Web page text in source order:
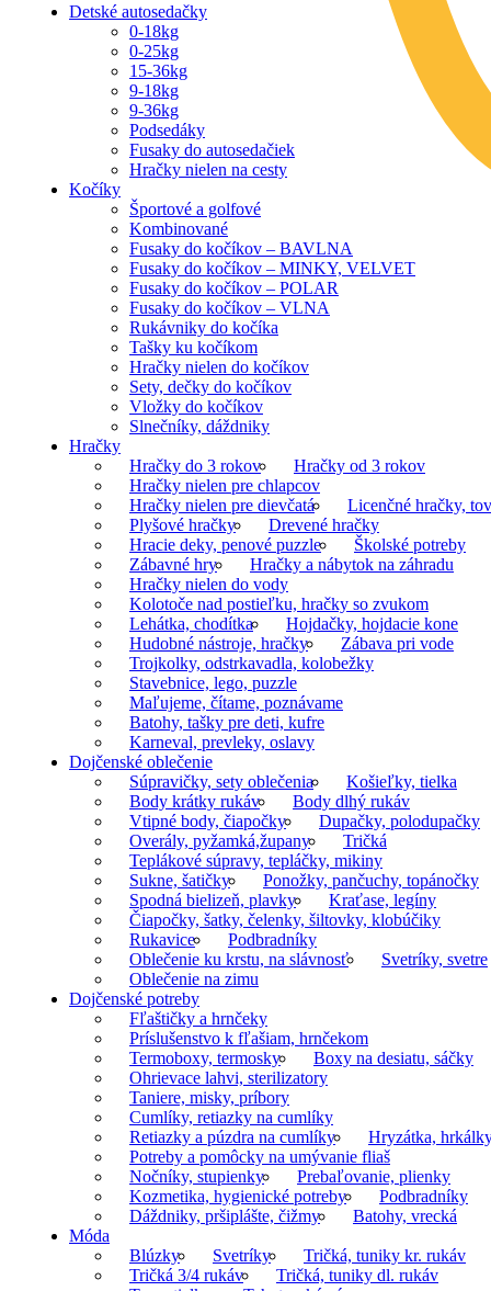
Detské autosedačky
0-18kg
0-25kg
15-36kg
9-18kg
9-36kg
Podsedáky
Fusaky do autosedačiek
Hračky nielen na cesty
Kočíky
Športové a golfové
Kombinované
Fusaky do kočíkov – BAVLNA
Fusaky do kočíkov – MINKY, VELVET
Fusaky do kočíkov – POLAR
Fusaky do kočíkov – VLNA
Rukávniky do kočíka
Tašky ku kočíkom
Hračky nielen do kočíkov
Sety, dečky do kočíkov
Vložky do kočíkov
Slnečníky, dáždniky
Hračky
Hračky do 3 rokov
Hračky od 3 rokov
Hračky nielen pre chlapcov
Hračky nielen pre dievčatá
Licenčné hračky,
Plyšové hračky
Drevené hračky
Hracie deky, penové puzzle
Školské potreby
Zábavné hry
Hračky a nábytok na záhradu
Hračky nielen do vody
Kolotoče nad postieľku, hračky so zvukom
Lehátka, chodítka
Hojdačky, hojdacie kone
Hudobné nástroje, hračky
Zábava pri vode
Trojkolky, odstrkavadla, kolobežky
Stavebnice, lego, puzzle
Maľujeme, čítame, poznávame
Batohy, tašky pre deti, kufre
Karneval, prevleky, oslavy
Dojčenské oblečenie
Súpravičky, sety oblečenia
Košieľky, tielka
Body krátky rukáv
Body dlhý rukáv
Vtipné body, čiapočky
Dupačky, polodupačky
Overály, pyžamká,župany
Tričká
Teplákové súpravy, tepláčky, mikiny
Sukne, šatičky
Ponožky, pančuchy, topánočky
Spodná bielizeň, plavky
Kraťase, legíny
Čiapočky, šatky, čelenky, šiltovky, klobúčiky
Rukavice
Podbradníky
Oblečenie ku krstu, na slávnosť
Svetríky, svetre
Oblečenie na zimu
Dojčenské potreby
Fľaštičky a hrnčeky
Príslušenstvo k fľašiam, hrnčekom
Termoboxy, termosky
Boxy na desiatu, sáčky
Ohrievace lahvi, sterilizatory
Taniere, misky, príbory
Cumlíky, retiazky na cumlíky
Retiazky a púzdra na cumlíky
Hryzátka,
Potreby a pomôcky na umývanie fliaš
Nočníky, stupienky
Prebaľovanie, plienky
Kozmetika, hygienické potreby
Podbradníky
Dáždniky, pršiplášte, čižmy
Batohy, vrecká
Móda
Blúzky
Svetríky
Tričká, tuniky kr. rukáv
Tričká 3/4 rukáv
Tričká, tuniky dl. rukáv